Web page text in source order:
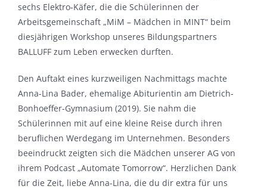
sechs Elektro-Käfer, die die Schülerinnen der
Arbeitsgemeinschaft „MiM – Mädchen in MINT“ beim
diesjährigen Workshop unseres Bildungspartners
BALLUFF zum Leben erwecken durften.
Den Auftakt eines kurzweiligen Nachmittags machte
Anna-Lina Bader, ehemalige Abiturientin am Dietrich-
Bonhoeffer-Gymnasium (2019). Sie nahm die
Schülerinnen mit auf eine kleine Reise durch ihren
beruflichen Werdegang im Unternehmen. Besonders
beeindruckt zeigten sich die Mädchen unserer AG von
ihrem Podcast „Automate Tomorrow“. Herzlichen Dank
für die Zeit, liebe Anna-Lina, die du dir extra für uns